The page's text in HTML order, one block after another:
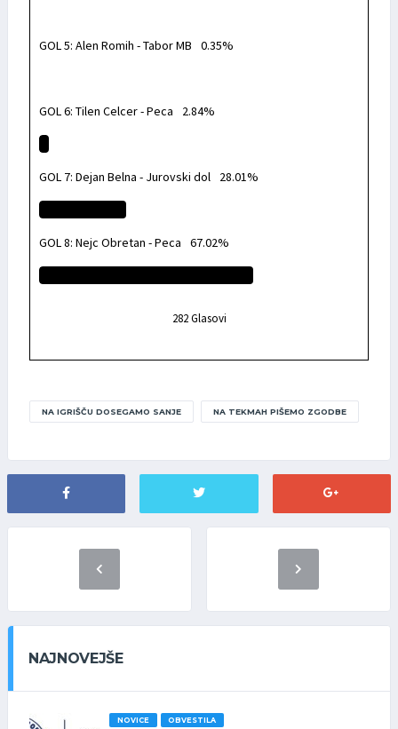
GOL 5: Alen Romih - Tabor MB 0.35%
GOL 6: Tilen Celcer - Peca 2.84%
GOL 7: Dejan Belna - Jurovski dol 28.01%
GOL 8: Nejc Obretan - Peca 67.02%
282Glasovi
NA IGRIŠČU DOSEGAMO SANJE NA TEKMAH PIŠEMO ZGODBE
NAJNOVEJŠE
NOVICE OBVESTILA